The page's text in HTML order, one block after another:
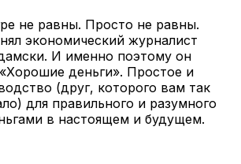
не равны. Просто не равны.
экономический журналист
И именно поэтому он
деньги». Простое и
(друг, которого вам так
для правильного и разумного
в настоящем и будущем.